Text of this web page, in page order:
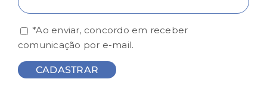
*Ao enviar, concordo em receber
comunicação por e-mail.